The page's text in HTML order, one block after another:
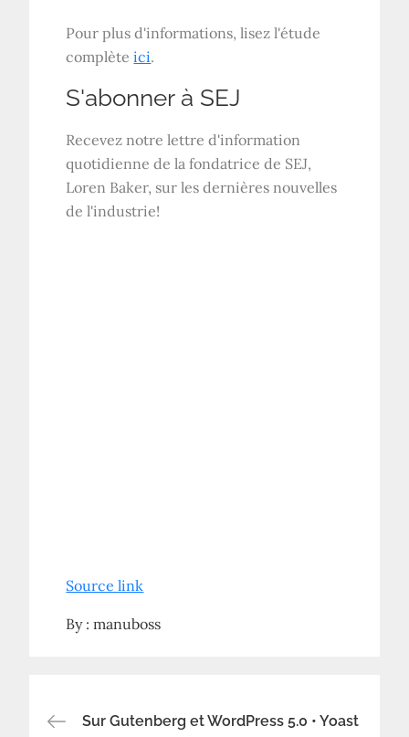
Pour plus d'informations, lisez l'étude
complèteici.
S'abonner à SEJ
Recevez notre lettre d'information
quotidienne de la fondatrice de SEJ,
Loren Baker, sur les dernières nouvelles
de l'industrie!
Source link
By :manuboss
Sur Gutenberg et WordPress 5.0 • Yoast